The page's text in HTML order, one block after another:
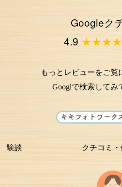
Googleク
4.9
もっとレビューをご覧
Googlで検索してみ
クチコミ・体験談